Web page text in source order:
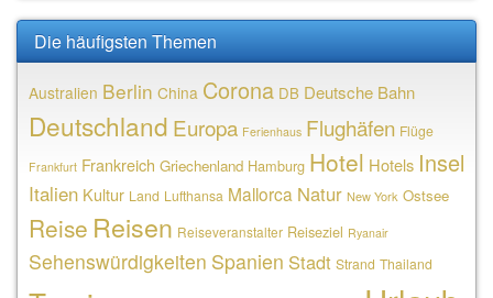
Die häufigsten Themen
Australien Berlin China Corona DB Deutsche Bahn
Deutschland Europa Ferienhaus Flughäfen Flüge
Frankfurt Frankreich Griechenland Hamburg Hotel Hotels Insel
Italien Kultur Land Lufthansa Mallorca Natur New York Ostsee
Reise Reisen Reiseveranstalter Reiseziel Ryanair
Sehenswürdigkeiten Spanien Stadt Strand Thailand